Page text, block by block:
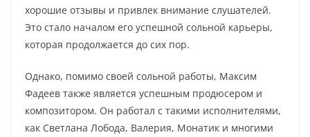
хорошие отзывы и привлек внимание слушателей.
Это стало началом его успешной сольной карьеры,
которая продолжается до сих пор.
Однако, помимо своей сольной работы, Максим
Фадеев также является успешным продюсером и
композитором. Он работал с такими исполнителями,
как Светлана Лобода, Валерия, Монатик и многими